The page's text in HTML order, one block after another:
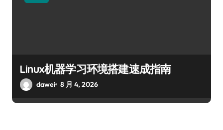
Linux机器学习环境搭建速成指南
dawei 8 月 4, 2026